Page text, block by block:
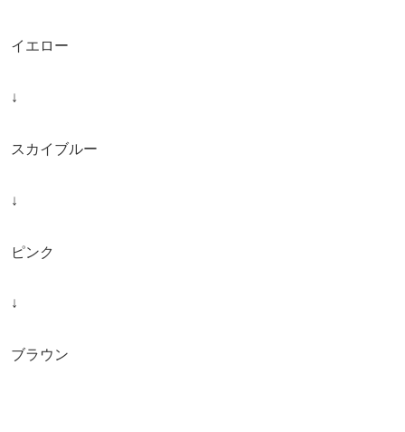
イエロー
↓
スカイブルー
↓
ピンク
↓
ブラウン